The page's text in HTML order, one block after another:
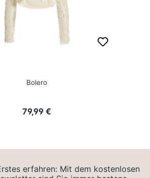
Bolero
Regulärer Preis:
79,99 €
erfahren: Mit dem kostenlosen